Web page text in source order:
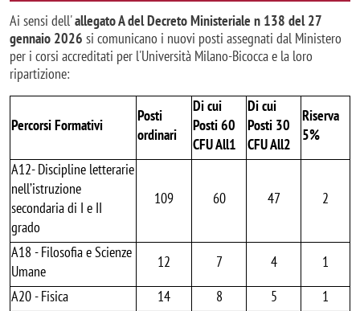
Ai sensi dell'allegato A del Decreto Ministeriale n 138 del 27
gennaio 2026 si comunicano i nuovi posti assegnati dal Ministero
per i corsi accreditati per l'Università Milano-Bicocca e la loro
ripartizione:
Percorsi Formativi
Posti
ordinari
Di cui
Posti 60
CFU All1
Di cui
Posti 30
CFU All2
Riserva
5%
A12- Discipline letterarie
nell’istruzione
secondaria di I e II
grado
109 60 47 2
A18 - Filosofia e Scienze
Umane
12 7 4
1
A20 - Fisica
14 8 5
1